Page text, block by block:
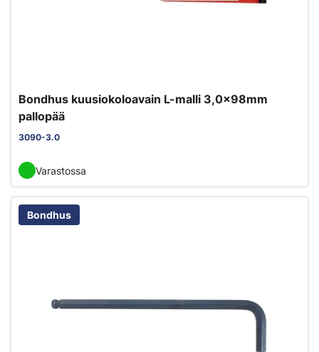
Bondhus kuusiokoloavain L-malli 3,0x98mm
pallopää
3090-3.0
Varastossa
Bondhus